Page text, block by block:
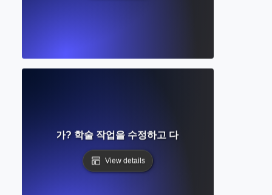
란 무엇인가? 학술 작업을 수정하고 다듬으며 완성하는 완
View details